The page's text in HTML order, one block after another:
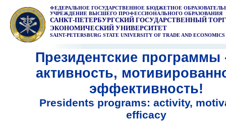
ФЕДЕРАЛЬНОЕ ГОСУДАРСТВЕННОЕ БЮДЖЕТНОЕ
УЧРЕЖДЕНИЕ ВЫСШЕГО ПРОФЕССИОНАЛЬНОГО ОБРАЗОВАНИЯ
САНКТ-ПЕТЕРБУРГСКИЙ ГОСУДАРСТВЕННЫЙ
ЭКОНОМИЧЕСКИЙ УНИВЕРСИТЕТ
SAINT-PETERSBURG STATE UNIVERSITY OF TRADE AND ECONOMICS
Президентские программы
активность,
эффективность!
Presidents programs: activity,
efficacy